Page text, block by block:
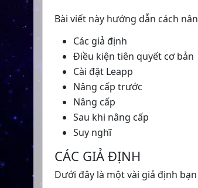
Bài viết này hướng dẫn cách
Các giả định
Điều kiện tiên quyết cơ bản
Cài đặt Leapp
Nâng cấp trước
Nâng cấp
Sau khi nâng cấp
Suy nghĩ
CÁC GIẢ ĐỊNH
Dưới đây là một vài giả định